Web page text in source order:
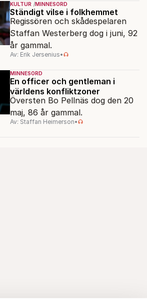
KULTUR MINNESORD
Ständigt vilse i folkhemmet
Regissören och skådespelaren
Staffan Westerberg dog i juni, 92
år gammal.
Av: Erik Jersenius•
MINNESORD
En officer och gentleman i
världens konfliktzoner
Översten Bo Pellnäs dog den 20
maj, 86 år gammal.
Av: Staffan Heimerson•